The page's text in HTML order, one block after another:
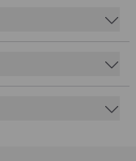
hohen
oder zur
Audio-
zu nutzen.
dass Sie in